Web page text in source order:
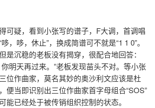
可疑，看到小张写的谱子，F大调，首调唱
，哆，休止”，换成简谱可不就是“1 1 0”。
是沉稳的老板没有揭穿，很配合地回答：
明天再过来。”老板发现苗头不对。等小张
位作曲家，莫名其妙的奥沙利文应该是杜
便当即识别出三位作曲家首字母组合“SOS”
能已经处于被传销组织控制的状态。